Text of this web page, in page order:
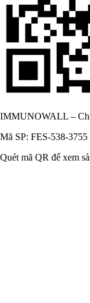
IMMUNOWALL –
Mã SP: FES-538-3755
Quét mã QR để xem